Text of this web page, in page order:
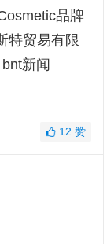
品牌
特贸易有限
新闻
12 赞